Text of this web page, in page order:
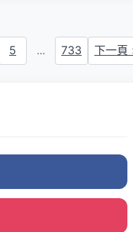
5 ... 733 下一頁